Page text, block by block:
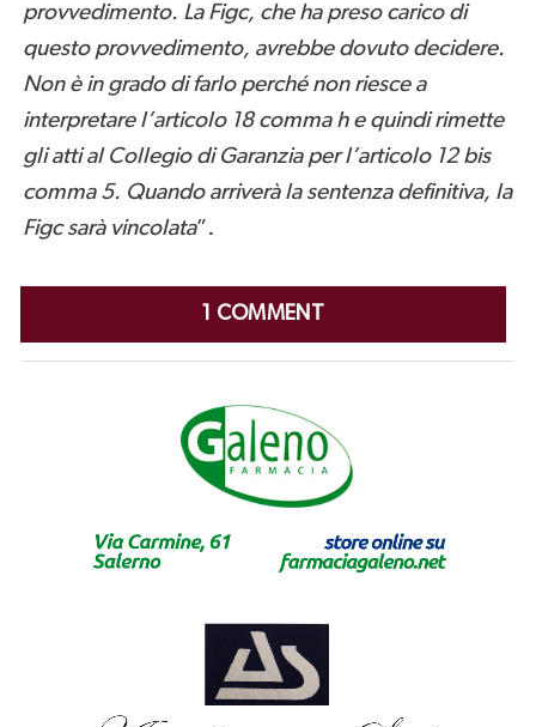
provvedimento. La Figc, che ha preso carico di
questo provvedimento, avrebbe dovuto decidere.
Non è in grado di farlo perché non riesce a
interpretare l’articolo 18 comma h e quindi rimette
gli atti al Collegio di Garanzia per l’articolo 12 bis
comma 5. Quando arriverà la sentenza definitiva, la
Figc sarà vincolata”.
1 COMMENT